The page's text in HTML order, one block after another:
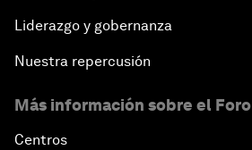
Liderazgo y gobernanza
Nuestra repercusión
Más información sobre el Foro
Centros